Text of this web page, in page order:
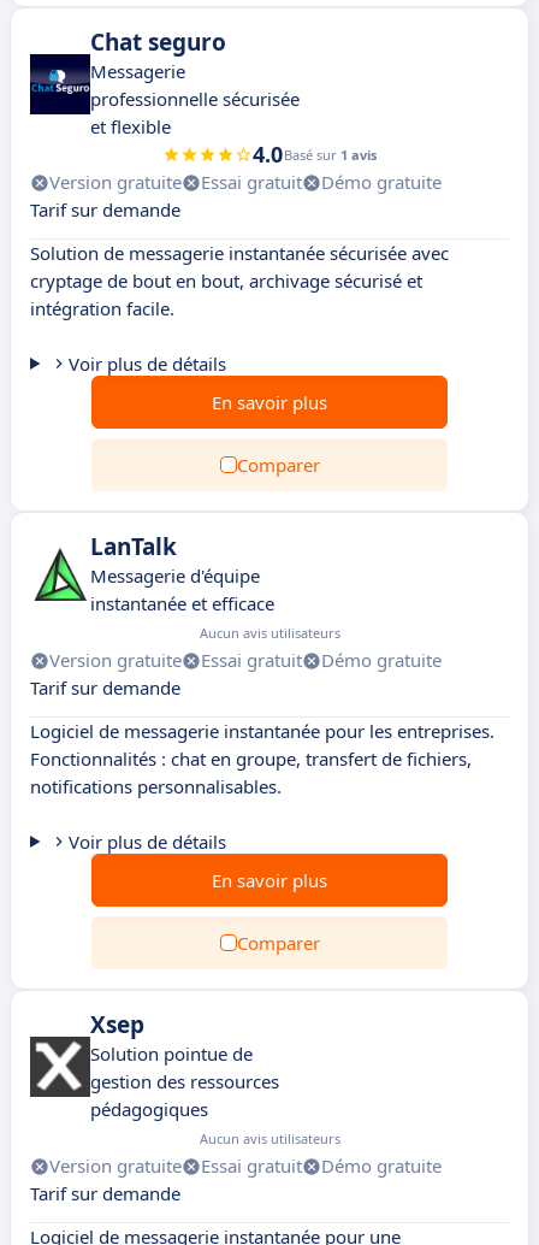
Chat seguro
Messagerie
professionnelle sécurisée
et flexible
4.0Basé sur 1 avis
Version gratuite Essai gratuit
Démo gratuite
Tarif sur demande
Solution de messagerie instantanée sécurisée avec
cryptage de bout en bout, archivage sécurisé et
intégration facile.
Voir plus de détails
En savoir plus
Comparer
LanTalk
Messagerie d'équipe
instantanée et efficace
Aucun avis utilisateurs
Version gratuite Essai gratuit
Démo gratuite
Tarif sur demande
Logiciel de messagerie instantanée pour les entreprises.
Fonctionnalités : chat en groupe, transfert de fichiers,
notifications personnalisables.
Voir plus de détails
En savoir plus
Comparer
Xsep
Solution pointue de
gestion des ressources
pédagogiques
Aucun avis utilisateurs
Version gratuite Essai gratuit
Démo gratuite
Tarif sur demande
Logiciel de messagerie instantanée pour une